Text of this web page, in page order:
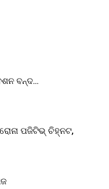
ବନ୍ଦ…
ପଜିଟିଭ୍ ଚିହ୍ନଟ,